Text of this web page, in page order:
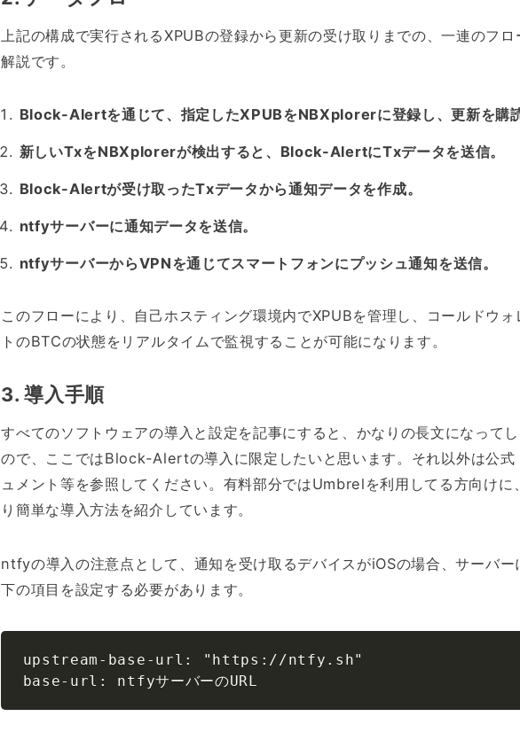
上記の構成で実行されるXPUBの登録から更新の受け取りまでの、一連のフロ
解説です。
Block-Alertを通じて、指定したXPUBをNBXplorerに登録し、更新を購
新しいTxをNBXplorerが検出すると、Block-AlertにTxデータを送信。
Block-Alertが受け取ったTxデータから通知データを作成。
ntfyサーバーに通知データを送信。
ntfyサーバーからVPNを通じてスマートフォンにプッシュ通知を送信。
このフローにより、自己ホスティング環境内でXPUBを管理し、コールドウォ
トのBTCの状態をリアルタイムで監視することが可能になります。
3. 導入手順
すべてのソフトウェアの導入と設定を記事にすると、かなりの長文になって
ので、ここではBlock-Alertの導入に限定したいと思います。それ以外は公式
ュメント等を参照してください。有料部分ではUmbrelを利用してる方向けに
り簡単な導入方法を紹介しています。
ntfyの導入の注意点として、通知を受け取るデバイスがiOSの場合、サーバー
下の項目を設定する必要があります。
upstream-base-url: "https://ntfy.sh"
base-url: ntfyサーバーのURL